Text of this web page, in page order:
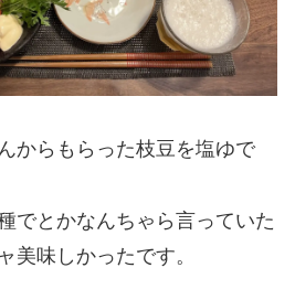
からもらった枝豆を塩ゆで
でとかなんちゃら言っていた
美味しかったです。